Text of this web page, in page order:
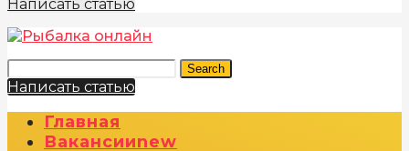
Написать статью
Search
Написать статью
Главная
ВакансииNew